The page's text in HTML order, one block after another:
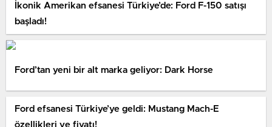
İkonik Amerikan efsanesi Türkiye’de: Ford F-150 satışı
başladı!
Ford’tan yeni bir alt marka geliyor: Dark Horse
Ford efsanesi Türkiye’ye geldi: Mustang Mach-E
özellikleri ve fiyatı!